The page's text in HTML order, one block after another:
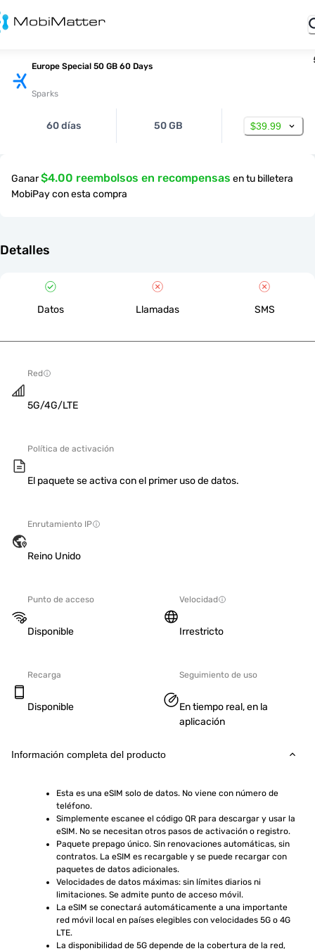
Europe Special 50 GB 60 Days
Sparks
60 días 50 GB $39.99
Ganar$4.00 reembolsos en recompensas en tu billetera
MobiPay con esta compra
Detalles
Datos Llamadas SMS
Red
5G/4G/LTE
Política de activación
El paquete se activa con el primer uso de datos.
Enrutamiento IP
Reino Unido
Punto de acceso
Disponible
Velocidad
Irrestricto
Recarga
Disponible
Seguimiento de uso
En tiempo real, en la
aplicación
Información completa del producto
Esta es una eSIM solo de datos. No viene con número de
teléfono.
Simplemente escanee el código QR para descargar y usar la
eSIM. No se necesitan otros pasos de activación o registro.
Paquete prepago único. Sin renovaciones automáticas, sin
contratos. La eSIM es recargable y se puede recargar con
paquetes de datos adicionales.
Velocidades de datos máximas: sin límites diarios ni
limitaciones. Se admite punto de acceso móvil.
La eSIM se conectará automáticamente a una importante
red móvil local en países elegibles con velocidades 5G o 4G
LTE.
La disponibilidad de 5G depende de la cobertura de la red,